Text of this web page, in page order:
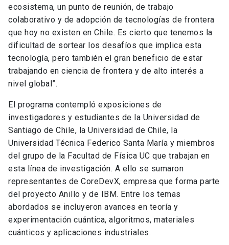
ecosistema, un punto de reunión, de trabajo
colaborativo y de adopción de tecnologías de frontera
que hoy no existen en Chile. Es cierto que tenemos la
dificultad de sortear los desafíos que implica esta
tecnología, pero también el gran beneficio de estar
trabajando en ciencia de frontera y de alto interés a
nivel global”.
El programa contempló exposiciones de
investigadores y estudiantes de la Universidad de
Santiago de Chile, la Universidad de Chile, la
Universidad Técnica Federico Santa María y miembros
del grupo de la Facultad de Física UC que trabajan en
esta línea de investigación. A ello se sumaron
representantes de CoreDevX, empresa que forma parte
del proyecto Anillo y de IBM. Entre los temas
abordados se incluyeron avances en teoría y
experimentación cuántica, algoritmos, materiales
cuánticos y aplicaciones industriales.